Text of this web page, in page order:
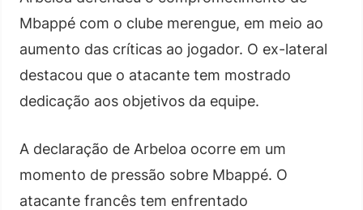
Mbappé com o clube merengue, em meio ao
aumento das críticas ao jogador. O ex-lateral
destacou que o atacante tem mostrado
dedicação aos objetivos da equipe.
A declaração de Arbeloa ocorre em um
momento de pressão sobre Mbappé. O
atacante francês tem enfrentado